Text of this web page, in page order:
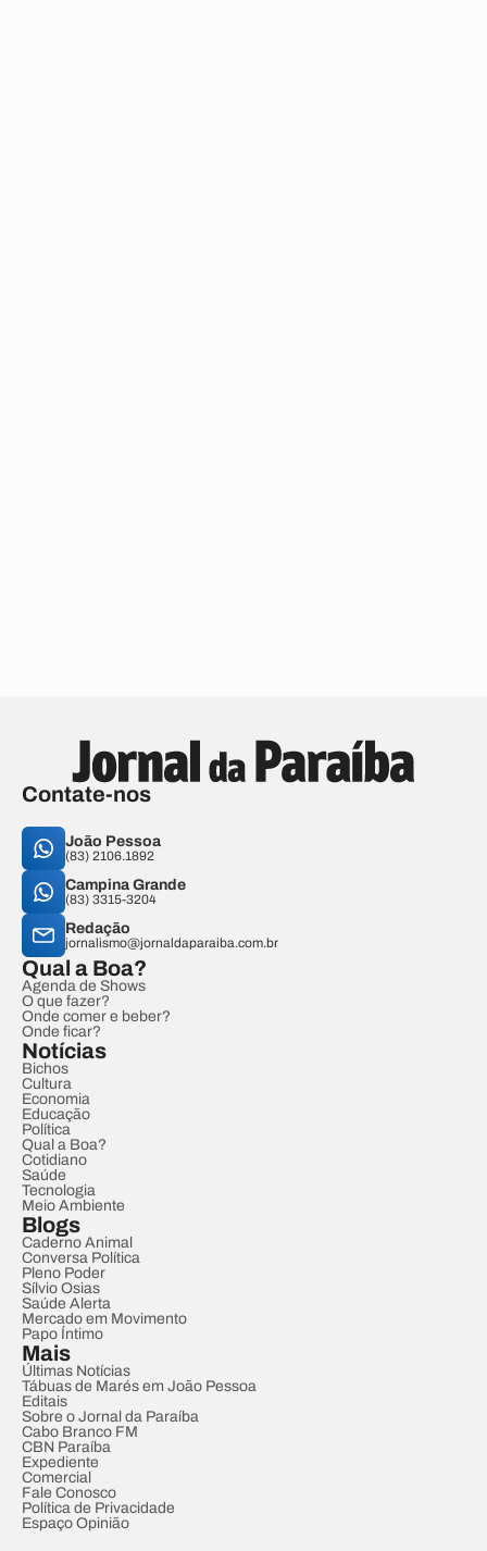
Contate-nos
João Pessoa
(83) 2106.1892
Campina Grande
(83) 3315-3204
Redação
jornalismo@jornaldaparaiba.com.br
Qual a Boa?
Agenda de Shows
O que fazer?
Onde comer e beber?
Onde ficar?
Notícias
Bichos
Cultura
Economia
Educação
Política
Qual a Boa?
Cotidiano
Saúde
Tecnologia
Meio Ambiente
Blogs
Caderno Animal
Conversa Política
Pleno Poder
Sílvio Osias
Saúde Alerta
Mercado em Movimento
Papo Íntimo
Mais
Últimas Notícias
Tábuas de Marés em João Pessoa
Editais
Sobre o Jornal da Paraíba
Cabo Branco FM
CBN Paraíba
Expediente
Comercial
Fale Conosco
Política de Privacidade
Espaço Opinião